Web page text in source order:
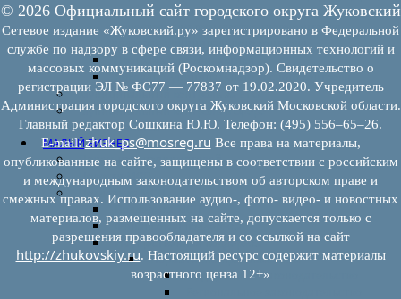
охраняемым законом ценностям при
осуществлении государственного контроля
(надзора), муниципального контроля
Программа профилактики
Доклады муниципального лесного контроля
Муниципальный контроль за ЕТО
Муниципальный контроль в сфере
благоустройства
МАЛЫЙ БИЗНЕС
Прием предпринимателей
Новости МСП
Поддержка МСП
Финансовая поддержка
Имущественная поддержка
Нормативно-правовые акты
Федеральное законодательство
© 2026 Официальный сайт городского округа Жуковский
Сетевое издание «Жуковский.ру» зарегистрировано в Федеральной
службе по надзору в сфере связи, информационных технологий и
массовых коммуникаций (Роскомнадзор). Свидетельство о
регистрации ЭЛ № ФС77 — 77837 от 19.02.2020. Учредитель
Администрация городского округа Жуковский Московской области.
Главный редактор Сошкина Ю.Ю. Телефон: (495) 556–65–26.
E‑mail:zhuk_ps@mosreg.ru Все права на материалы,
опубликованные на сайте, защищены в соответствии с российским
и международным законодательством об авторском праве и
смежных правах. Использование аудио-, фото- видео- и новостных
материалов, размещенных на сайте, допускается только с
разрешения правообладателя и со ссылкой на сайт
http://zhukovskiy.ru. Настоящий ресурс содержит материалы
возрастного ценза 12+»